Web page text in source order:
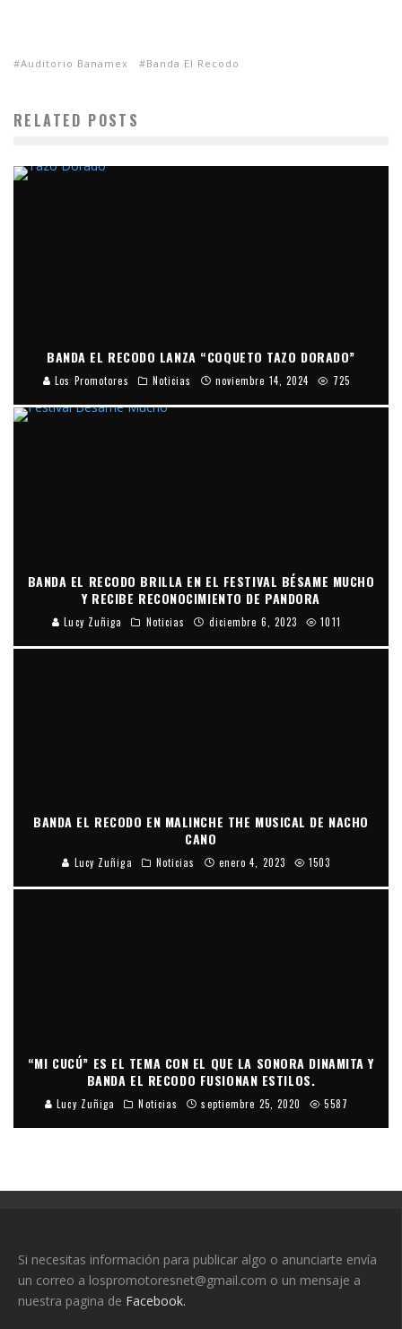
Auditorio Banamex Banda El Recodo
RELATED POSTS
BANDA EL RECODO LANZA “COQUETO TAZO DORADO”
Los Promotores Noticias noviembre 14, 2024 725
BANDA EL RECODO BRILLA EN EL FESTIVAL BÉSAME MUCHO
Y RECIBE RECONOCIMIENTO DE PANDORA
Lucy Zuñiga Noticias diciembre 6, 2023 1011
BANDA EL RECODO EN MALINCHE THE MUSICAL DE NACHO
CANO
Lucy Zuñiga Noticias enero 4, 2023 1503
“MI CUCÚ” ES EL TEMA CON EL QUE LA SONORA DINAMITA Y
BANDA EL RECODO FUSIONAN ESTILOS.
Lucy Zuñiga Noticias septiembre 25, 2020 5587
Si necesitas información para publicar algo o anunciarte envía
un correo a lospromotoresnet@gmail.com o un mensaje a
nuestra pagina de Facebook.